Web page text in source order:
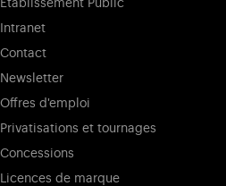
Établissement Public
Intranet
Contact
Newsletter
Offres d'emploi
Privatisations et tournages
Concessions
Licences de marque